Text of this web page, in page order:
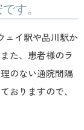
す。
ェイ駅や品川駅か
た、患者様のラ
のない通院間隔
おりますので、